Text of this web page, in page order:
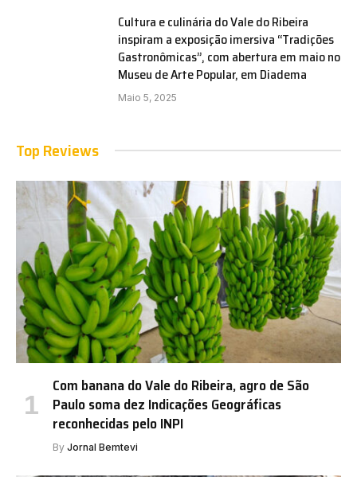
Cultura e culinária do Vale do Ribeira
inspiram a exposição imersiva “Tradições
Gastronômicas”, com abertura em maio no
Museu de Arte Popular, em Diadema
Maio 5, 2025
Top Reviews
Com banana do Vale do Ribeira, agro de São
Paulo soma dez Indicações Geográficas
reconhecidas pelo INPI
By Jornal Bemtevi